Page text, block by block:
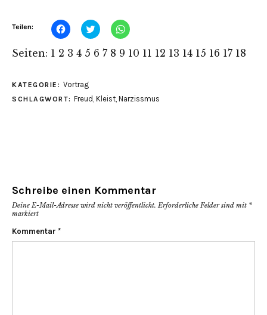
Teilen: Klick,
um
Facebook
zu
in
neuem
Fenster
geöffnet)
Klick,
um
Twitter
zu
Fenster
geöffnet)
Klicken,
um
WhatsApp
zu
Fenster
geöffnet)
Seiten: 1 2 3 4 5 6 7 8 9 10 11 12 13 14 15 16 17 18
KATEGORIE: Vortrag
SCHLAGWORT: Freud Kleist Narzissmus
Schreibe einen Kommentar
Deine E-Mail-Adresse wird nicht veröffentlicht. Erforderliche Felder sind mit *
markiert
Kommentar *